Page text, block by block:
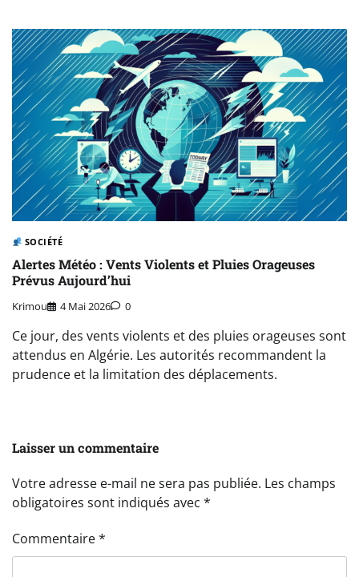
SOCIÉTÉ
Alertes Météo : Vents Violents et Pluies Orageuses
Prévus Aujourd’hui
Krimou 4 Mai 2026 0
Ce jour, des vents violents et des pluies orageuses sont
attendus en Algérie. Les autorités recommandent la
prudence et la limitation des déplacements.
Laisser un commentaire
Votre adresse e-mail ne sera pas publiée. Les champs
obligatoires sont indiqués avec *
Commentaire*